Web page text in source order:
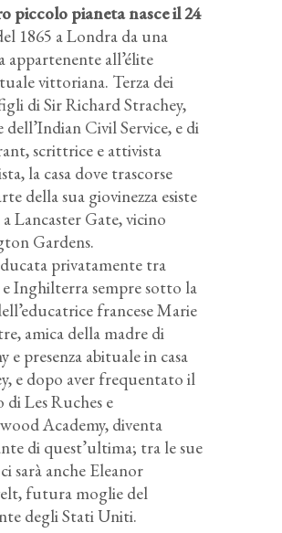
piccolo pianeta nasce il 24
1865 a Londra da una
appartenente all’élite
vittoriana. Terza dei
di Sir Richard Strachey,
dell’Indian Civil Service, e di
scrittrice e attivista
la casa dove trascorse
della sua giovinezza esiste
Lancaster Gate, vicino
Gardens.
privatamente tra
e Inghilterra sempre sotto la
francese Marie
amica della madre di
e presenza abituale in casa
e dopo aver frequentato il
di Les Ruches e
Academy, diventa
di quest’ultima; tra le sue
sarà anche Eleanor
futura moglie del
degli Stati Uniti.